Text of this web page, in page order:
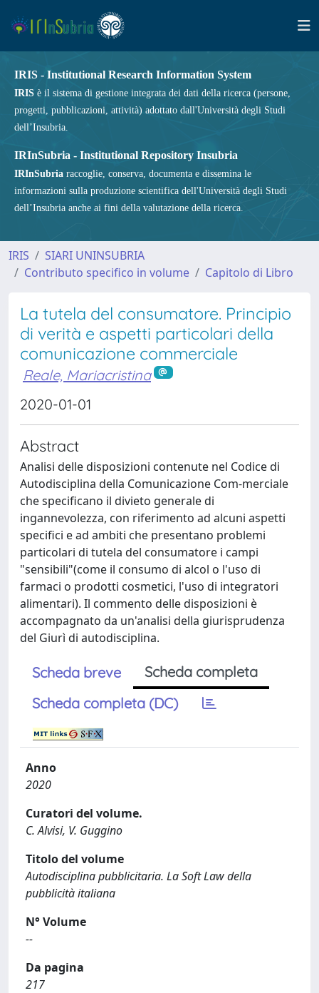
IRIS - Institutional Research Information System
IRIS è il sistema di gestione integrata dei dati della ricerca (persone,
progetti, pubblicazioni, attività) adottato dall'Università degli Studi
dell’Insubria.
IRInSubria - Institutional Repository Insubria
IRInSubria raccoglie, conserva, documenta e dissemina le
informazioni sulla produzione scientifica dell'Università degli Studi
dell’Insubria anche ai fini della valutazione della ricerca.
IRIS
SIARI UNINSUBRIA
Contributo specifico in volume
Capitolo di Libro
La tutela del consumatore. Principio
di verità e aspetti particolari della
comunicazione commerciale
Reale, Mariacristina
2020-01-01
Abstract
Analisi delle disposizioni contenute nel Codice di
Autodisciplina della Comunicazione Com-merciale
che specificano il divieto generale di
ingannevolezza, con riferimento ad alcuni aspetti
specifici e ad ambiti che presentano problemi
particolari di tutela del consumatore i campi
"sensibili"(come il consumo di alcol o l'uso di
farmaci o prodotti cosmetici, l'uso di integratori
alimentari). Il commento delle disposizioni è
accompagnato da un'analisi della giurisprudenza
del Giurì di autodisciplina.
Scheda breve
Scheda completa
Scheda completa (DC)
Anno
2020
Curatori del volume.
C. Alvisi, V. Guggino
Titolo del volume
Autodisciplina pubblicitaria. La Soft Law della
pubblicità italiana
N° Volume
--
Da pagina
217